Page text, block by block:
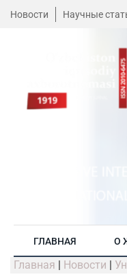
Новости Научные
ГЛАВНАЯ О
Главная | Новости |